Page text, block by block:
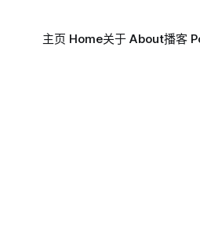
主页 Home关于 About播客